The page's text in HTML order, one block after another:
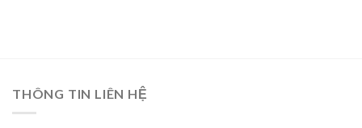
THÔNG TIN LIÊN HỆ